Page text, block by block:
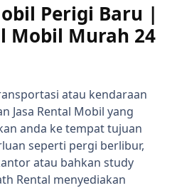
Perigi Baru |
Mobil Murah 24
atau kendaraan
Jasa Rental Mobil yang
anda ke tempat tujuan
seperti pergi berlibur,
atau bahkan study
Rental menyediakan